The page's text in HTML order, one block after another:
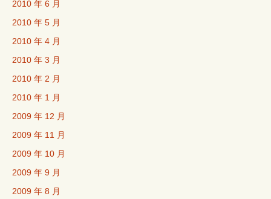
2010 年 6 月
2010 年 5 月
2010 年 4 月
2010 年 3 月
2010 年 2 月
2010 年 1 月
2009 年 12 月
2009 年 11 月
2009 年 10 月
2009 年 9 月
2009 年 8 月